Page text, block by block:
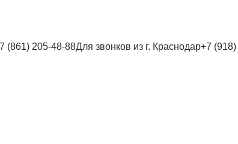
(861) 205-48-88Для звонков из г. Краснодар+7